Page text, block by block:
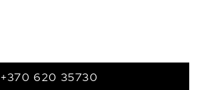
+370 620 35730